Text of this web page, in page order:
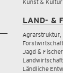
Kunst & Kultur
LAND- &
Agrarstruktur,
Forstwirtschaft
Jagd &
Landwirtschaft
Ländliche